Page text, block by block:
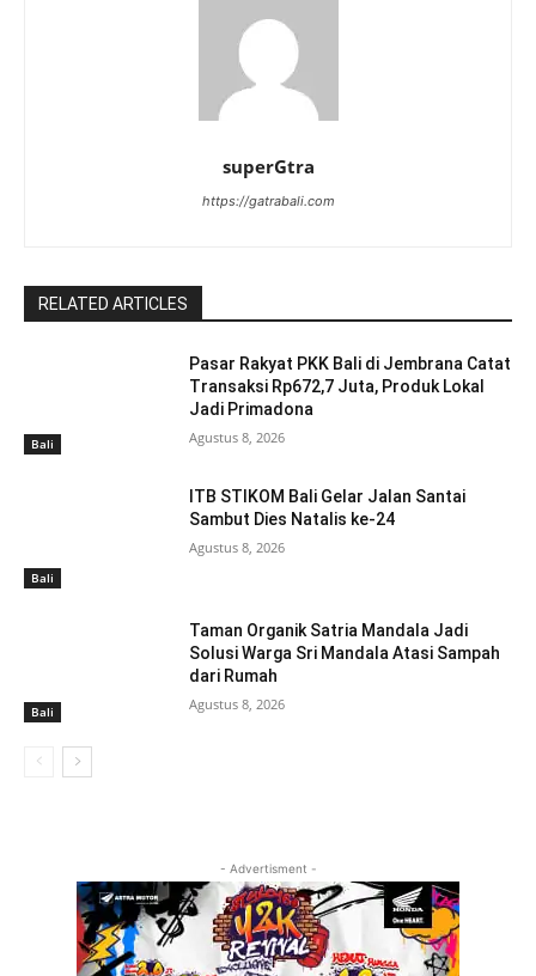
superGtra
https://gatrabali.com
RELATED ARTICLES
Bali
Pasar Rakyat PKK Bali di Jembrana Catat
Transaksi Rp672,7 Juta, Produk Lokal
Jadi Primadona
Agustus 8, 2026
Bali
ITB STIKOM Bali Gelar Jalan Santai
Sambut Dies Natalis ke-24
Agustus 8, 2026
Bali
Taman Organik Satria Mandala Jadi
Solusi Warga Sri Mandala Atasi Sampah
dari Rumah
Agustus 8, 2026
- Advertisment -